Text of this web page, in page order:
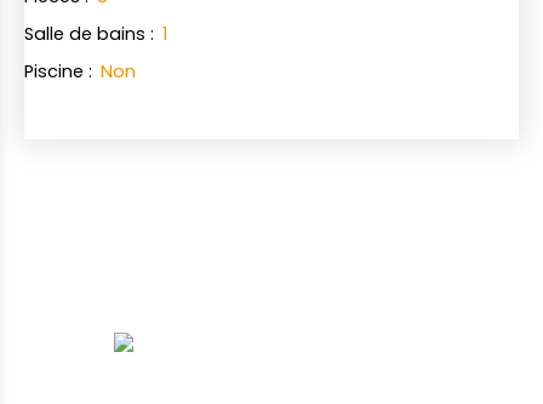
Salle de bains : 1
Piscine : Non